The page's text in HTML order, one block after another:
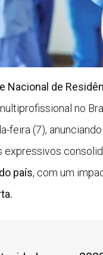
Nacional de
no
feira (7),
expressivos
país, com um